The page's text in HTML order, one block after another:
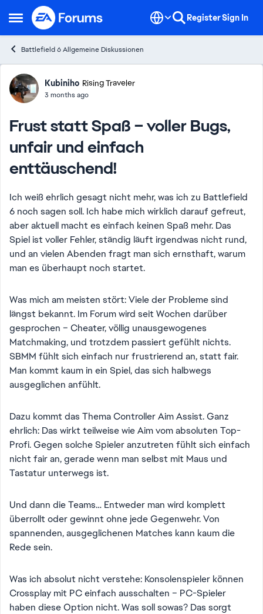
Open Side Menu
Skip to content RegisterSign In
Battlefield 6 Allgemeine Diskussionen
Forum Discussion
Kubiniho Rising Traveler
3 months ago
Frust statt Spaß – voller Bugs,
unfair und einfach
enttäuschend!
Ich weiß ehrlich gesagt nicht mehr, was ich zu Battlefield
6 noch sagen soll. Ich habe mich wirklich darauf gefreut,
aber aktuell macht es einfach keinen Spaß mehr. Das
Spiel ist voller Fehler, ständig läuft irgendwas nicht rund,
und an vielen Abenden fragt man sich ernsthaft, warum
man es überhaupt noch startet.
Was mich am meisten stört: Viele der Probleme sind
längst bekannt. Im Forum wird seit Wochen darüber
gesprochen – Cheater, völlig unausgewogenes
Matchmaking, und trotzdem passiert gefühlt nichts.
SBMM fühlt sich einfach nur frustrierend an, statt fair.
Man kommt kaum in ein Spiel, das sich halbwegs
ausgeglichen anfühlt.
Dazu kommt das Thema Controller Aim Assist. Ganz
ehrlich: Das wirkt teilweise wie Aim vom absoluten Top-
Profi. Gegen solche Spieler anzutreten fühlt sich einfach
nicht fair an, gerade wenn man selbst mit Maus und
Tastatur unterwegs ist.
Und dann die Teams… Entweder man wird komplett
überrollt oder gewinnt ohne jede Gegenwehr. Von
spannenden, ausgeglichenen Matches kann kaum die
Rede sein.
Was ich absolut nicht verstehe: Konsolenspieler können
Crossplay mit PC einfach ausschalten – PC-Spieler
haben diese Option nicht. Was soll sowas? Das sorgt